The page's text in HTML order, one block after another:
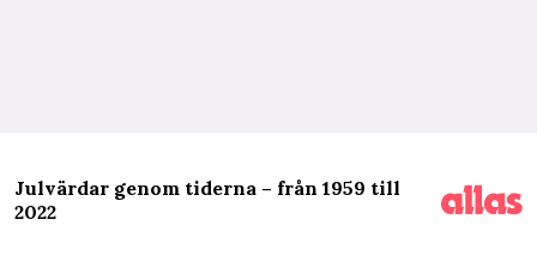
Julvärdar genom tiderna – från 1959 till
2022